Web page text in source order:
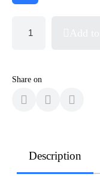
Share on
Description